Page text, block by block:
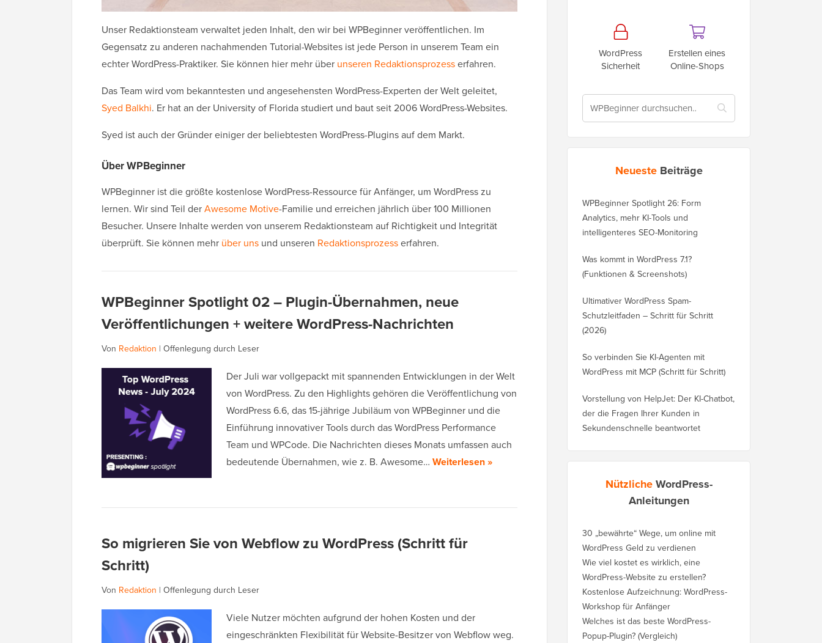
Unser Redaktionsteam verwaltet jeden Inhalt, den wir bei WPBeginner veröffentlichen. Im
Gegensatz zu anderen nachahmenden Tutorial-Websites ist jede Person in unserem Team ein
echter WordPress-Praktiker. Sie können hier mehr über unseren Redaktionsprozesserfahren.
Das Team wird vom bekanntesten und angesehensten WordPress-Experten der Welt geleitet,
Syed Balkhi. Er hat an der University of Florida studiert und baut seit 2006 WordPress-Websites.
Syed ist auch der Gründer einiger der beliebtesten WordPress-Plugins auf dem Markt.
Über WPBeginner
WPBeginner ist die größte kostenlose WordPress-Ressource für Anfänger, um WordPress zu
lernen. Wir sind Teil derAwesome Motive-Familie und erreichen jährlich über 100 Millionen
Besucher. Unsere Inhalte werden von unserem Redaktionsteam auf Richtigkeit und Integrität
überprüft. Sie können mehr über uns und unseren Redaktionsprozesserfahren.
WPBeginner Spotlight 02 – Plugin-Übernahmen, neue
Veröffentlichungen + weitere WordPress-Nachrichten
Von Redaktion | Offenlegung durch Leser
Der Juli war vollgepackt mit spannenden Entwicklungen in der Welt
von WordPress. Zu den Highlights gehören die Veröffentlichung von
WordPress 6.6, das 15-jährige Jubiläum von WPBeginner und die
Einführung innovativer Tools durch das WordPress Performance
Team und WPCode. Die Nachrichten dieses Monats umfassen auch
bedeutende Übernahmen, wie z. B. Awesome… Weiterlesen »
So migrieren Sie von Webflow zu WordPress (Schritt für
Schritt)
Von Redaktion | Offenlegung durch Leser
Viele Nutzer möchten aufgrund der hohen Kosten und der
eingeschränkten Flexibilität für Website-Besitzer von Webflow weg.
WordPress
Sicherheit
Erstellen eines
Online-Shops
Neueste Beiträge
WPBeginner Spotlight 26: Form
Analytics, mehr KI-Tools und
intelligenteres SEO-Monitoring
Was kommt in WordPress 7.1?
(Funktionen & Screenshots)
Ultimativer WordPress Spam-
Schutzleitfaden – Schritt für Schritt
(2026)
So verbinden Sie KI-Agenten mit
WordPress mit MCP (Schritt für Schritt)
Vorstellung von HelpJet: Der KI-Chatbot,
der die Fragen Ihrer Kunden in
Sekundenschnelle beantwortet
NützlicheWordPress-
Anleitungen
30 „bewährte“ Wege, um online mit
WordPress Geld zu verdienen
Wie viel kostet es wirklich, eine
WordPress-Website zu erstellen?
Kostenlose Aufzeichnung: WordPress-
Workshop für Anfänger
Welches ist das beste WordPress-
Popup-Plugin? (Vergleich)